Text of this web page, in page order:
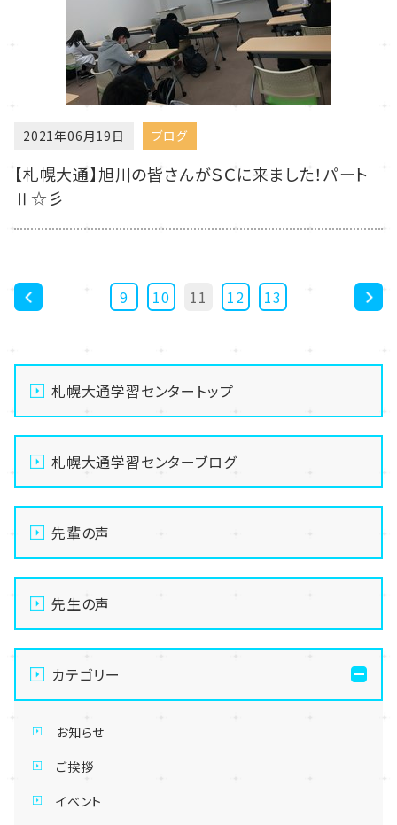
2021年06月19日 ブログ
【札幌大通】旭川の皆さんがＳＣに来ました！パート
Ⅱ☆彡
9 10 11 12
13
札幌大通学習センタートップ
札幌大通学習センターブログ
先輩の声
先生の声
カテゴリー
お知らせ
ご挨拶
イベント